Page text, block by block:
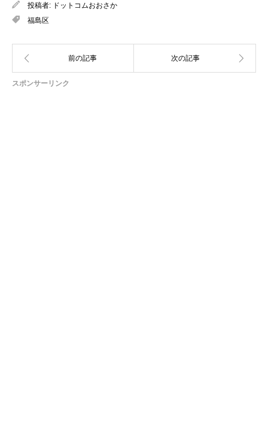
投稿者: ドットコムおおさか
福島区
スポンサーリンク